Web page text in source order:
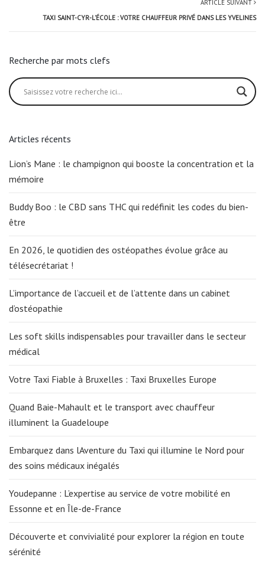
ARTICLE SUIVANT
TAXI SAINT-CYR-L’ÉCOLE : VOTRE CHAUFFEUR PRIVÉ DANS LES YVELINES
Recherche par mots clefs
Articles récents
Lion’s Mane : le champignon qui booste la concentration et la
mémoire
Buddy Boo : le CBD sans THC qui redéfinit les codes du bien-
être
En 2026, le quotidien des ostéopathes évolue grâce au
télésecrétariat !
L’importance de l’accueil et de l’attente dans un cabinet
d’ostéopathie
Les soft skills indispensables pour travailler dans le secteur
médical
Votre Taxi Fiable à Bruxelles : Taxi Bruxelles Europe
Quand Baie-Mahault et le transport avec chauffeur
illuminent la Guadeloupe
Embarquez dans lAventure du Taxi qui illumine le Nord pour
des soins médicaux inégalés
Youdepanne : L’expertise au service de votre mobilité en
Essonne et en Île-de-France
Découverte et convivialité pour explorer la région en toute
sérénité